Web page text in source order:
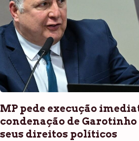
MP pede execução
condenação de Garotinho
seus direitos políticos